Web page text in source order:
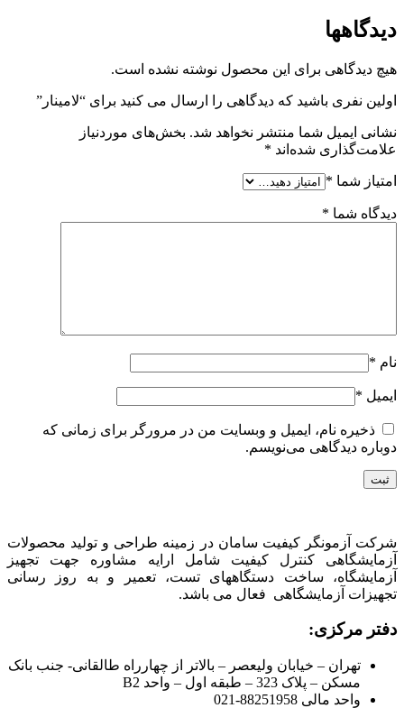
دیدگاهها
هیچ دیدگاهی برای این محصول نوشته نشده است.
اولین نفری باشید که دیدگاهی را ارسال می کنید برای “لامینار​​​​​​​”
نشانی ایمیل شما منتشر نخواهد شد. بخش‌های موردنیاز
علامت‌گذاری شده‌اند *
امتیاز شما *
دیدگاه شما *
نام *
ایمیل *
ذخیره نام، ایمیل و وبسایت من در مرورگر برای زمانی که
دوباره دیدگاهی می‌نویسم.
شرکت آزمونگر کیفیت سامان در زمینه طراحی و تولید محصولات
آزمایشگاهی کنترل کیفیت شامل ارایه مشاوره جهت تجهیز
آزمایشگاه، ساخت دستگاههای تست، تعمیر و به روز رسانی
تجهیزات آزمایشگاهی فعال می باشد.
دفتر مرکزی:
تهران – خیابان ولیعصر – بالاتر از چهارراه طالقانی- جنب بانک
مسکن – پلاک 323 – طبقه اول – واحد B2
واحد مالی 88251958-021